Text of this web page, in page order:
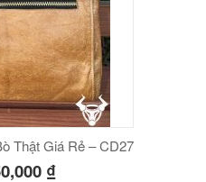
Thật Giá Rẻ – CD27
₫